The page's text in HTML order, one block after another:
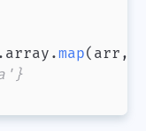
. array .map( arr ,